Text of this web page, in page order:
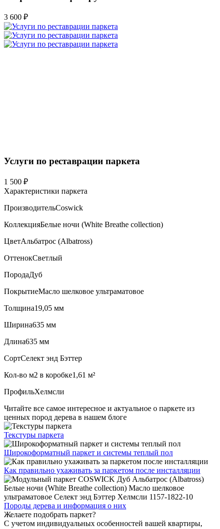
3 600 ₽
Услуги по реставрации паркета
1 500 ₽
Характеристики паркета
ПроизводительCoswick
КоллекцияБелые ночи (White Breathe collection)
ЦветАльбатрос (Albatross)
ОттенокСветлый
ПородаДуб
ПокрытиеМасло шелковое ультраматовое
Толщина19,05 мм
Ширина635 мм
Длина635 мм
СортСелект энд Бэттер
Кол-во м2 в коробке1,61 м²
ПрофильХелмсли
Читайте все самое интересное и актуальное о паркете из
ценных пород дерева в нашем блоге
Текстуры паркета
Широкоформатный паркет и системы теплый пол
Как правильно ухаживать за паркетом после инсталляции
Породы дерева и информация о них
Желаете подобрать паркет?
С учетом индивидуальных особенностей вашей квартиры,